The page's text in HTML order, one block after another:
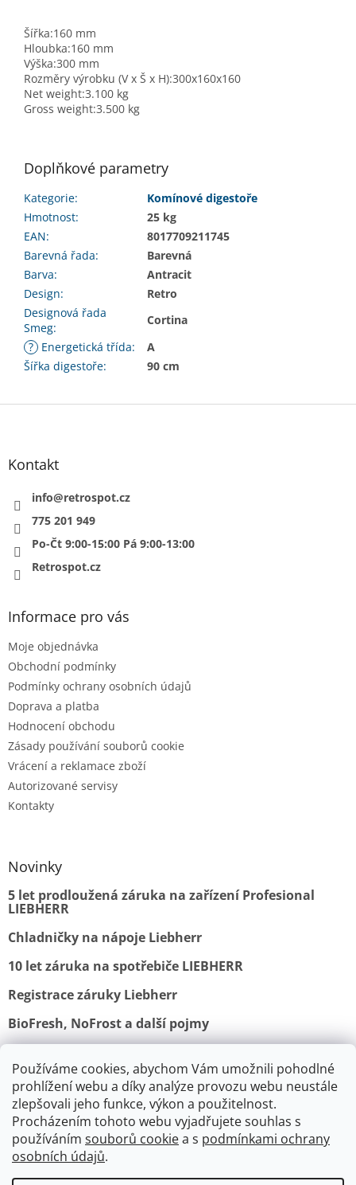
Používáme cookies, abychom Vám umožnili pohodlné
prohlížení webu a díky analýze provozu webu neustále
zlepšovali jeho funkce, výkon a použitelnost.
Procházením tohoto webu vyjadřujete souhlas s
používáním souborů cookiea s podmínkami ochrany
osobních údajů.
V srpnu je výroba a expedice
Šířka:160 mm
Hloubka:160 mm
Výška:300 mm
Rozměry výrobku (V x Š x H):300x160x160
Net weight:3.100 kg
Gross weight:3.500 kg
Doplňkové parametry
Kategorie:
Komínové digestoře
Hmotnost:
25 kg
EAN:
8017709211745
Barevná řada:
Barevná
Barva:
Antracit
Design:
Retro
Designová řada
Smeg:
Cortina
? Energetická třída:
A
Šířka digestoře: 90 cm
Z
Kontakt
info@retrospot.cz
775 201 949
Po-Čt 9:00-15:00 Pá 9:00-13:00
Retrospot.cz
Informace pro vás
Moje objednávka
Obchodní podmínky
Podmínky ochrany osobních údajů
Doprava a platba
Hodnocení obchodu
Zásady používání souborů cookie
Vrácení a reklamace zboží
Autorizované servisy
Kontakty
Novinky
5 let prodloužená záruka na zařízení Profesional
LIEBHERR
Chladničky na nápoje Liebherr
10 let záruka na spotřebiče LIEBHERR
Registrace záruky Liebherr
BioFresh, NoFrost a další pojmy
Obchodní podmínky Vrácení a reklamace
Ochrana osobních údajů Doprava a platba